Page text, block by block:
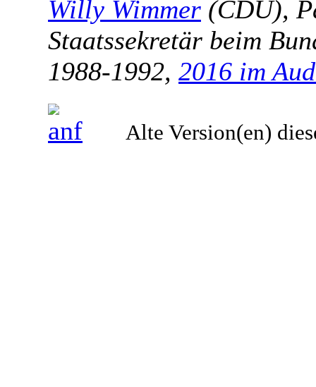
Willy Wimmer (CDU),
Staatssekretär beim
1988-1992, 2016 im
Alte Version(en)